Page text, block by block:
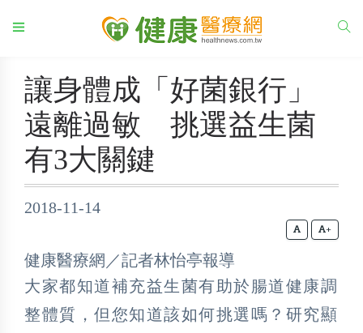
讓身體成「好菌銀行」
遠離過敏 挑選益生菌
有3大關鍵
2018-11-14
+
健康醫療網／記者林怡亭報導
大家都知道補充益生菌有助於腸道健康調
整體質，但您知道該如何挑選嗎？研究顯